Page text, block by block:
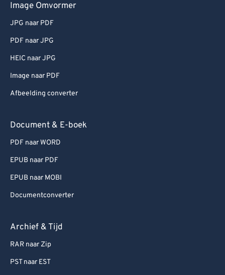
Image Omvormer
JPG naar PDF
PDF naar JPG
HEIC naar JPG
Image naar PDF
Afbeelding converter
Document & E-boek
PDF naar WORD
EPUB naar PDF
EPUB naar MOBI
Documentconverter
Archief & Tijd
RAR naar Zip
PST naar EST